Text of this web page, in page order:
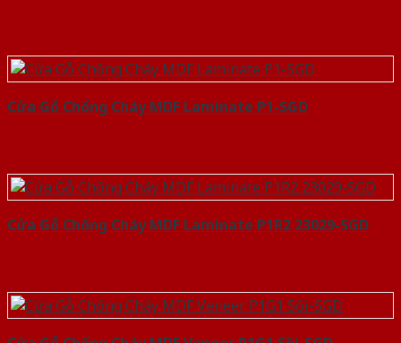
Cửa Gỗ Chống Cháy MDF Laminate P1-SGD
Cửa Gỗ Chống Cháy MDF Laminate P1R2 23029-SGD